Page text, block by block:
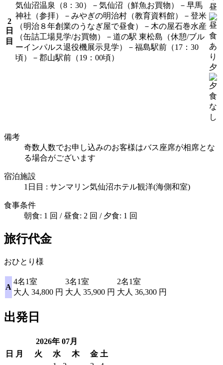
2
日
目
気仙沼温泉（8：30）－気仙沼（鮮魚お買物）－早馬
神社（参拝）－みやぎの明治村（教育資料館）－登米
（明治８年創業のうなぎ屋で昼食）－木の屋石巻水産
（缶詰工場見学/お買物）－道の駅 東松島（休憩/ブル
ーインパルス退役機展示見学）－福島駅前（17：30
頃）－郡山駅前（19：00頃）
昼
夕
備考
奇数人数でお申し込みのお客様はバス座席が相席とな
る場合がございます
宿泊施設
1日目 : サンマリン気仙沼ホテル観洋(海側和室)
食事条件
朝食: 1 回 / 昼食: 2 回 / 夕食: 1 回
旅行代金
おひとり様
A
4名1室
大人 34,800 円
3名1室
大人 35,900 円
2名1室
大人 36,300 円
出発日
2026年 07月
日
月 火 水 木 金 土